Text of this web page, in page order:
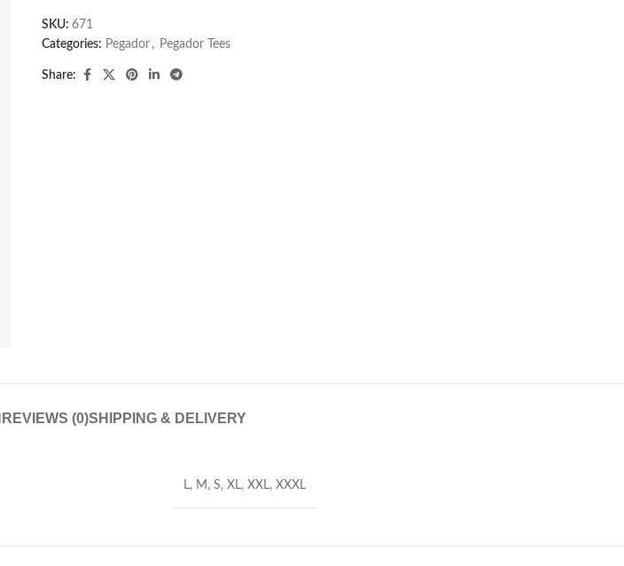
SKU: 671
Categories: Pegador​ , Pegador Tees
Share:
REVIEWS (0)SHIPPING & DELIVERY
L, M , S, XL, XXL, XXXL